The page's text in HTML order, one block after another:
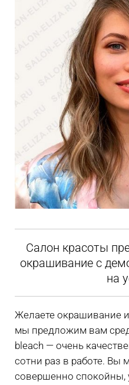
Салон красоты
окрашивание с
на
Желаете окрашивание
мы предложим вам
bleach — очень
сотни раз в работе. Вы
совершенно спокойны,